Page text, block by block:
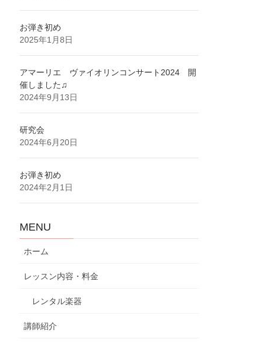
お弾き初め
2025年1月8日
アマーリエ ヴァイオリンコンサート2024 開
催しました♫
2024年9月13日
研究会
2024年6月20日
お弾き初め
2024年2月1日
MENU
ホーム
レッスン内容・料金
レンタル楽器
講師紹介